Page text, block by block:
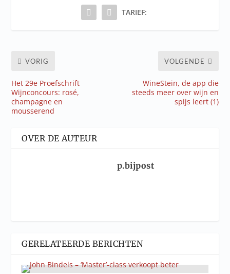
TARIEF:
VORIG
Het 29e Proefschrift
Wijnconcours: rosé,
champagne en
mousserend
VOLGENDE
WineStein, de app die
steeds meer over wijn en
spijs leert (1)
OVER DE AUTEUR
p.bijpost
GERELATEERDE BERICHTEN